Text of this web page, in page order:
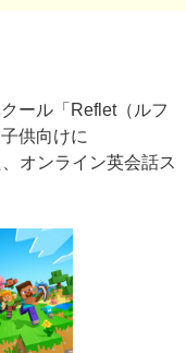
ール「Reflet（ルフ
供向けに
オンライン英会話ス